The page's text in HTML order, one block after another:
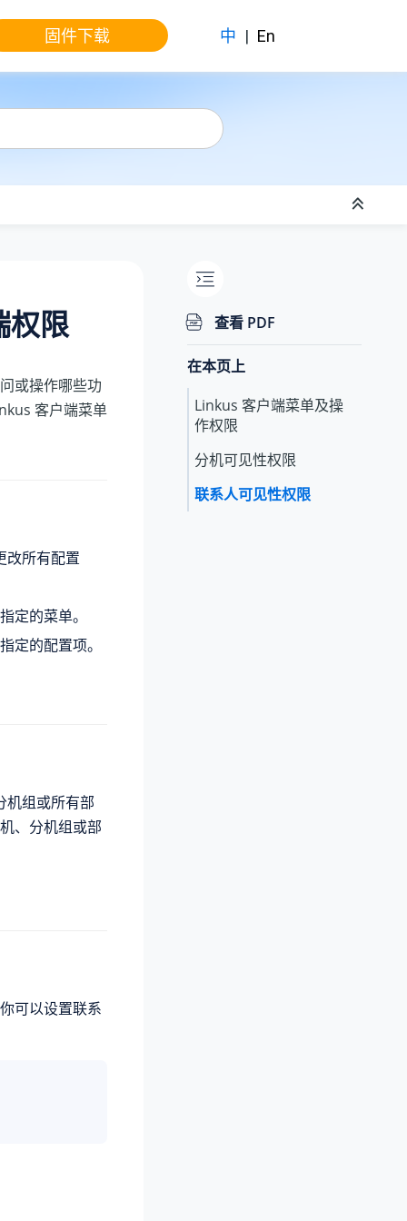
固件下载 中 | En
限
或操作哪些功
客户端菜单
改所有配置
定的菜单。
定的配置项。
机组或所有部
、分机组或部
可以设置联系
查看 PDF
在本页上
Linkus 客户端菜单及操
作权限
分机可见性权限
联系人可见性权限